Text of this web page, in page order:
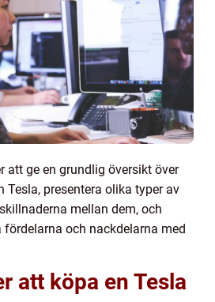
att ge en grundlig översikt över
Tesla, presentera olika typer av
mellan dem, och
och nackdelarna med
att köpa en Tesla